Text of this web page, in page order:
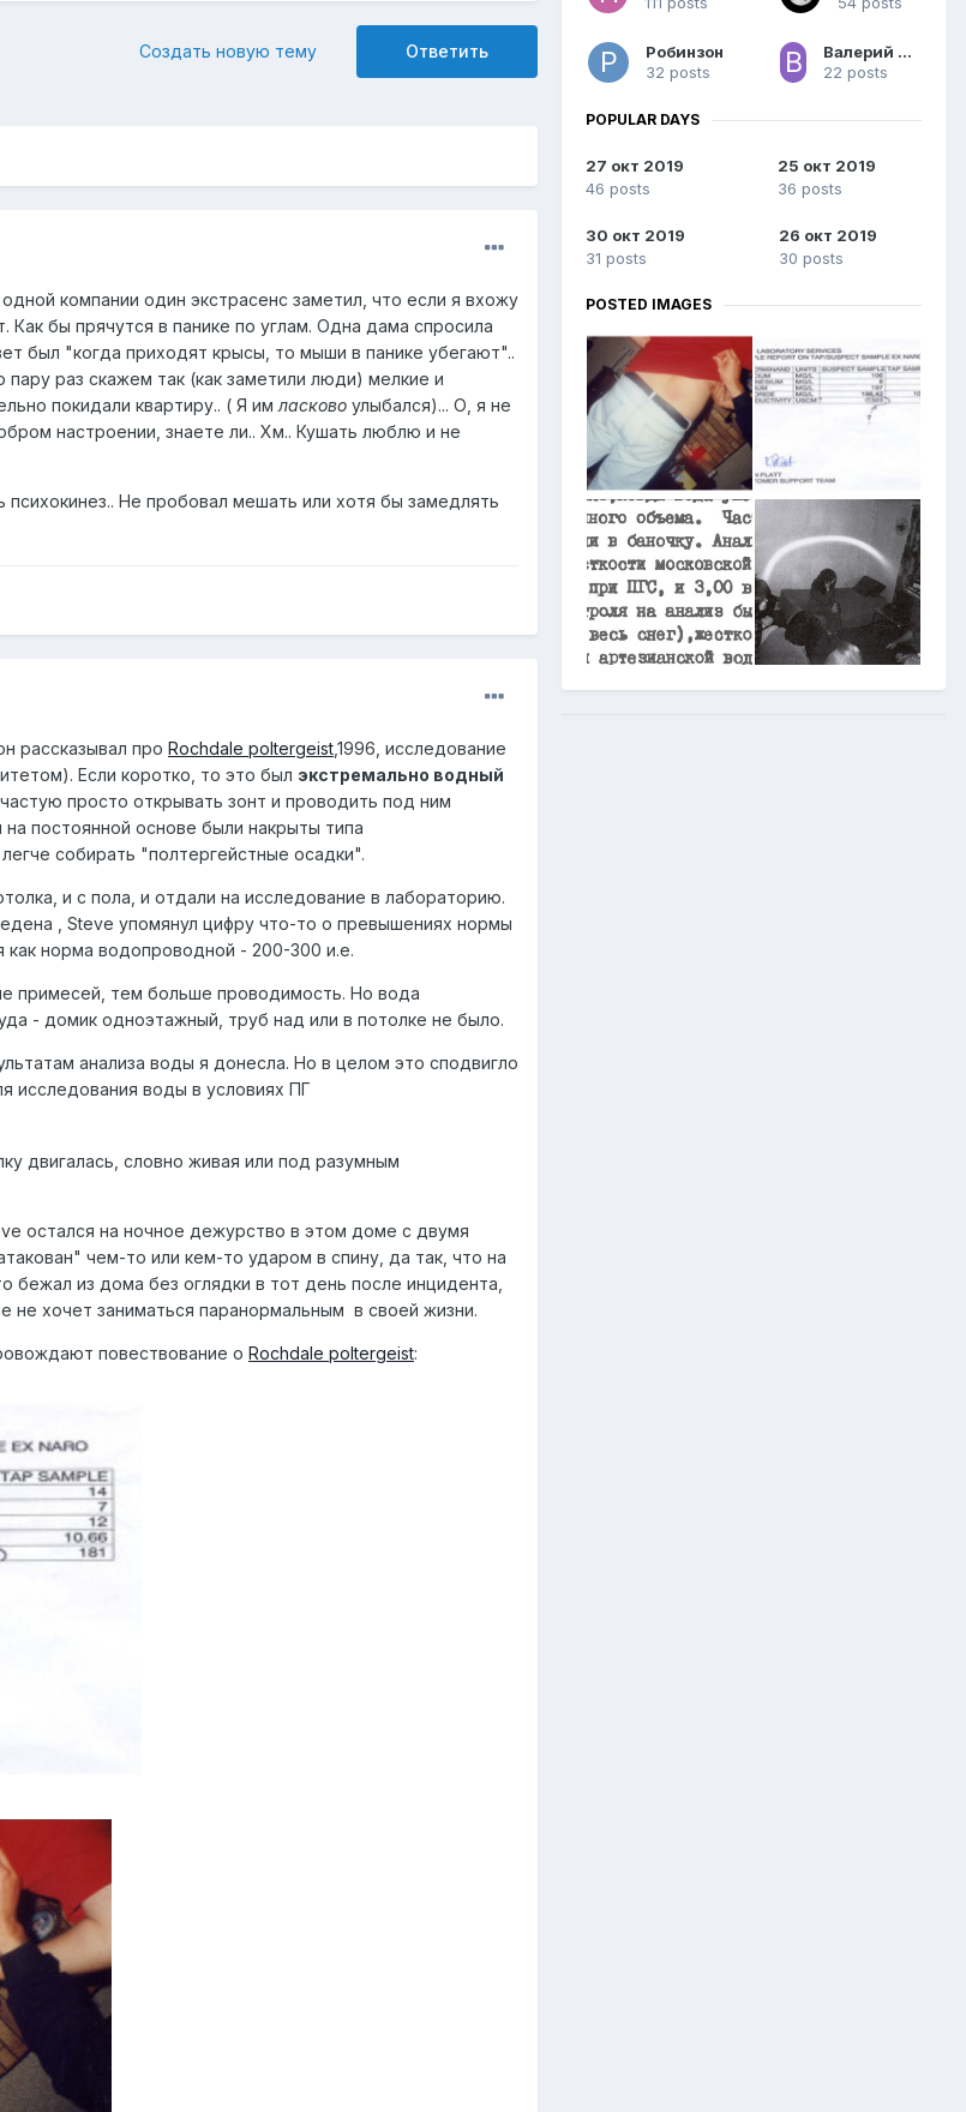
Ответить
Создать новую тему
компании один экстрасенс заметил, что если я вхожу
бы прячутся в панике по углам. Одна дама спросила
был "когда приходят крысы, то мыши в панике убегают"..
раз скажем так (как заметили люди) мелкие и
покидали квартиру.. ( Я им ласково улыбался)... О, я не
настроении, знаете ли.. Хм.. Кушать люблю и не
Не пробовал мешать или хотя бы замедлять
рассказывал про Rochdale poltergeist,1996, исследование
Если коротко, то это был экстремально водный
просто открывать зонт и проводить под ним
постоянной основе были накрыты типа
собирать "полтергейстные осадки".
и с пола, и отдали на исследование в лабораторию.
, Steve упомянул цифру что-то о превышениях нормы
норма водопроводной - 200-300 и.е.
примесей, тем больше проводимость. Но вода
- домик одноэтажный, труб над или в потолке не было.
анализа воды я донесла. Но в целом это сподвигло
исследования воды в условиях ПГ
двигалась, словно живая или под разумным
остался на ночное дежурство в этом доме с двумя
чем-то или кем-то ударом в спину, да так, что на
бежал из дома без оглядки в тот день после инцидента,
хочет заниматься паранормальным в своей жизни.
повествование о Rochdale poltergeist:
Робинзон
32 posts
Валерий Фоменко
22 posts
POPULAR DAYS
27 окт 2019
46 posts
25 окт 2019
36 posts
30 окт 2019
31 posts
26 окт 2019
30 posts
POSTED IMAGES